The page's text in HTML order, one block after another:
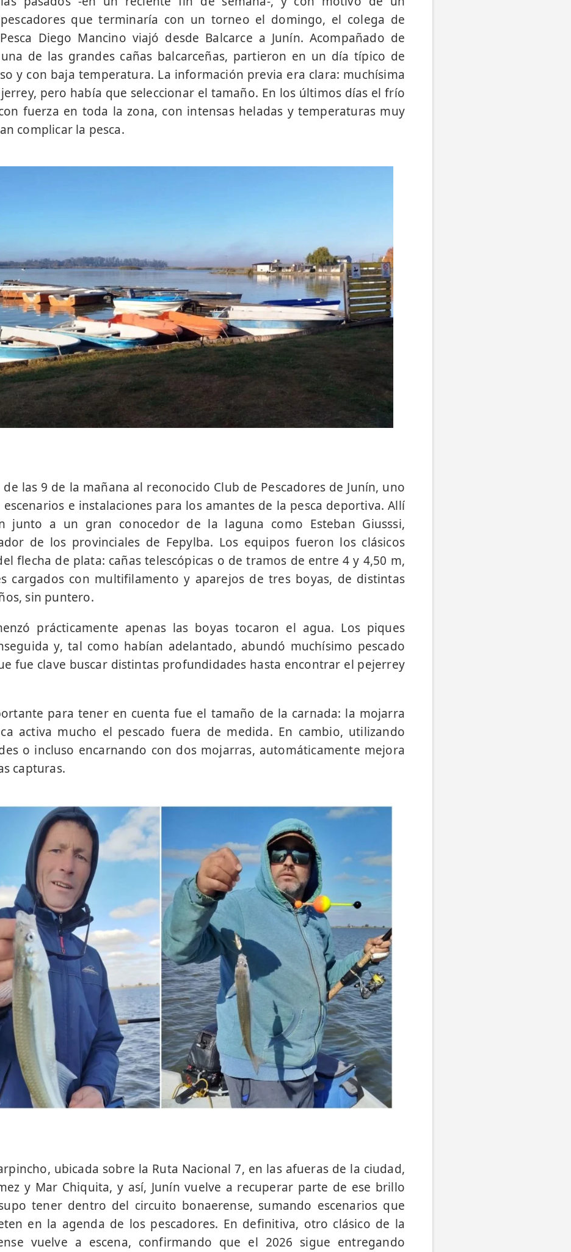
que terminaría con un torneo el domingo, el colega de
Diego Mancino viajó desde Balcarce a Junín. Acompañado de
de las grandes cañas balcarceñas, partieron en un día típico de
y con baja temperatura. La información previa era clara: muchísima
pero había que seleccionar el tamaño. En los últimos días el frío
fuerza en toda la zona, con intensas heladas y temperaturas muy
complicar la pesca.
las 9 de la mañana al reconocido Club de Pescadores de Junín, uno
e instalaciones para los amantes de la pesca deportiva. Allí
junto a un gran conocedor de la laguna como Esteban Giusssi,
de los provinciales de Fepylba. Los equipos fueron los clásicos
flecha de plata: cañas telescópicas o de tramos de entre 4 y 4,50 m,
cargados con multifilamento y aparejos de tres boyas, de distintas
sin puntero.
prácticamente apenas las boyas tocaron el agua. Los piques
y, tal como habían adelantado, abundó muchísimo pescado
fue clave buscar distintas profundidades hasta encontrar el pejerrey
para tener en cuenta fue el tamaño de la carnada: la mojarra
activa mucho el pescado fuera de medida. En cambio, utilizando
o incluso encarnando con dos mojarras, automáticamente mejora
capturas.
ubicada sobre la Ruta Nacional 7, en las afueras de la ciudad,
y Mar Chiquita, y así, Junín vuelve a recuperar parte de ese brillo
tener dentro del circuito bonaerense, sumando escenarios que
en la agenda de los pescadores. En definitiva, otro clásico de la
vuelve a escena, confirmando que el 2026 sigue entregando